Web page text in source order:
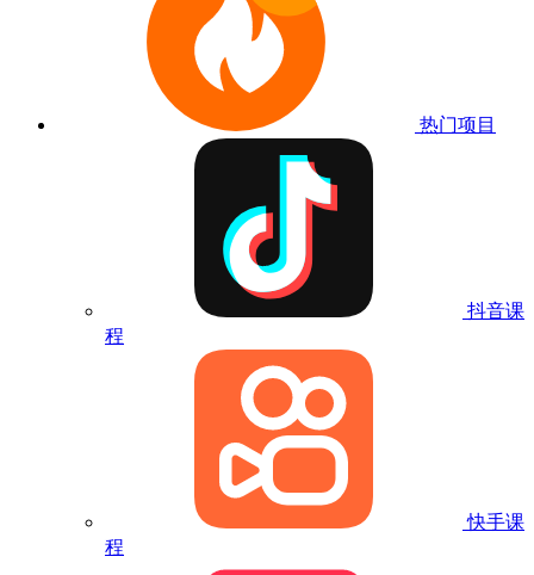
热门项目
抖音课
程
快手课
程